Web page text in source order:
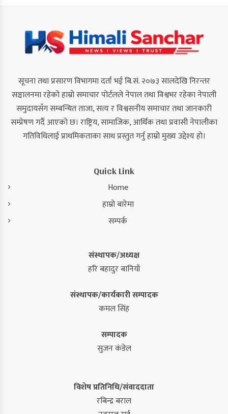
सूचना तथा प्रसारण विभागमा दर्ता भई बि.सं. २०७३ सालदेखि निरन्तर
सञ्चालनमा रहेको हाम्रो समाचार पोर्टलले नेपाल तथा विश्वभर रहेका नेपाली
समुदायसँग सम्बन्धित ताजा, सत्य र विश्वसनीय समाचार तथा जानकारी
सम्प्रेषण गर्दै आएको छ। राष्ट्रिय, सामाजिक, आर्थिक तथा प्रवासी नेपालीका
गतिविधिलाई प्राथमिकताका साथ प्रस्तुत गर्नु हाम्रो मुख्य उद्देश्य हो।
Quick Link
Home
हाम्रो बारेमा
सम्पर्क
संस्थापक/अध्यक्ष
हरि बहादुर बानियाँ
संस्थापक/कार्यकारी सम्पादक
कमल सिंह
सम्पादक
सुजन कंडेल
विशेष प्रतिनिधि/संवाददाता
रबिन्द्र बराल